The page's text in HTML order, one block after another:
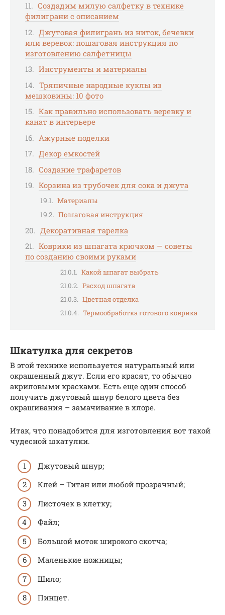
Создадим милую салфетку в технике
филиграни с описанием
Джутовая филигрань из ниток, бечевки
или веревок: пошаговая инструкция по
изготовлению салфетницы
Инструменты и материалы
Тряпичные народные куклы из
мешковины: 10 фото
Как правильно использовать веревку и
канат в интерьере
Ажурные поделки
Декор емкостей
Создание трафаретов
Корзина из трубочек для сока и джута
Материалы
Пошаговая инструкция
Декоративная тарелка
Коврики из шпагата крючком — советы
по созданию своими руками
Какой шпагат выбрать
Расход шпагата
Цветная отделка
Термообработка готового коврика
Шкатулка для секретов
В этой технике используется натуральный или
окрашенный джут. Если его красят, то обычно
акриловыми красками. Есть еще один способ
получить джутовый шнур белого цвета без
окрашивания – замачивание в хлоре.
Итак, что понадобится для изготовления вот такой
чудесной шкатулки.
Джутовый шнур;
Клей – Титан или любой прозрачный;
Листочек в клетку;
Файл;
Большой моток широкого скотча;
Маленькие ножницы;
Шило;
Пинцет.